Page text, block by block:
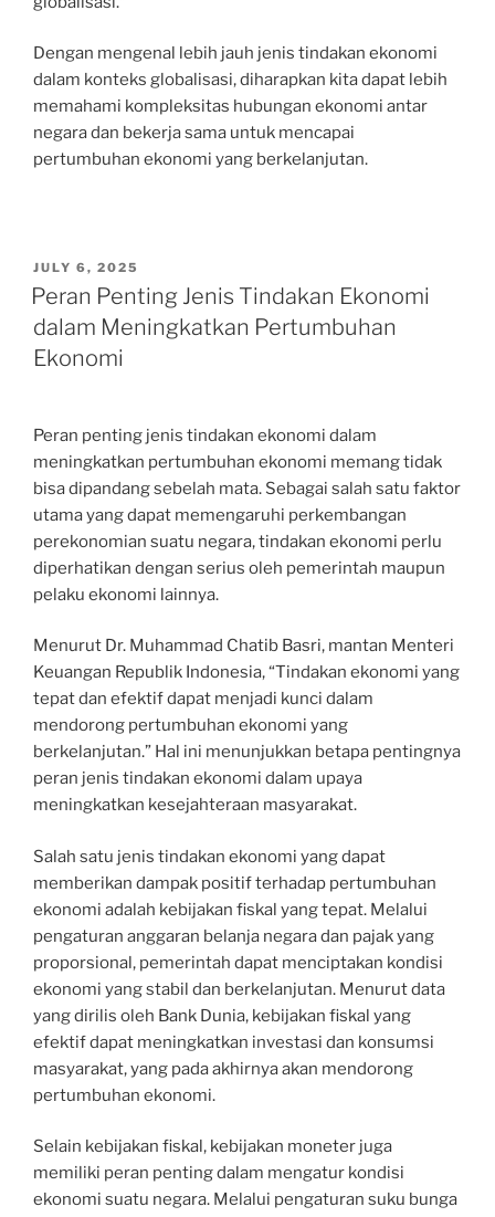
Dengan mengenal lebih jauh jenis tindakan ekonomi
dalam konteks globalisasi, diharapkan kita dapat lebih
memahami kompleksitas hubungan ekonomi antar
negara dan bekerja sama untuk mencapai
pertumbuhan ekonomi yang berkelanjutan.
POSTED
ON
JULY 6, 2025
Peran Penting Jenis Tindakan Ekonomi
dalam Meningkatkan Pertumbuhan
Ekonomi
Peran penting jenis tindakan ekonomi dalam
meningkatkan pertumbuhan ekonomi memang tidak
bisa dipandang sebelah mata. Sebagai salah satu faktor
utama yang dapat memengaruhi perkembangan
perekonomian suatu negara, tindakan ekonomi perlu
diperhatikan dengan serius oleh pemerintah maupun
pelaku ekonomi lainnya.
Menurut Dr. Muhammad Chatib Basri, mantan Menteri
Keuangan Republik Indonesia, “Tindakan ekonomi yang
tepat dan efektif dapat menjadi kunci dalam
mendorong pertumbuhan ekonomi yang
berkelanjutan.” Hal ini menunjukkan betapa pentingnya
peran jenis tindakan ekonomi dalam upaya
meningkatkan kesejahteraan masyarakat.
Salah satu jenis tindakan ekonomi yang dapat
memberikan dampak positif terhadap pertumbuhan
ekonomi adalah kebijakan fiskal yang tepat. Melalui
pengaturan anggaran belanja negara dan pajak yang
proporsional, pemerintah dapat menciptakan kondisi
ekonomi yang stabil dan berkelanjutan. Menurut data
yang dirilis oleh Bank Dunia, kebijakan fiskal yang
efektif dapat meningkatkan investasi dan konsumsi
masyarakat, yang pada akhirnya akan mendorong
pertumbuhan ekonomi.
Selain kebijakan fiskal, kebijakan moneter juga
memiliki peran penting dalam mengatur kondisi
ekonomi suatu negara. Melalui pengaturan suku bunga